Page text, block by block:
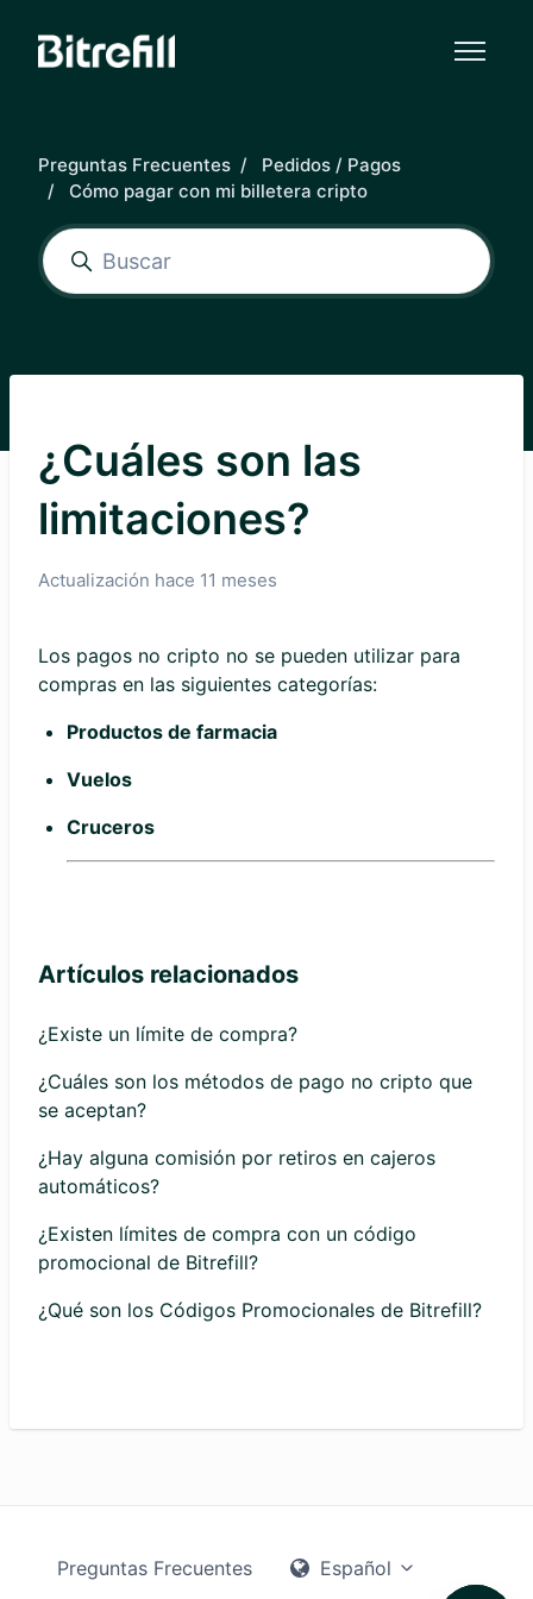
Preguntas Frecuentes
Pedidos / Pagos
Cómo pagar con mi billetera cripto
¿Cuáles son las
limitaciones?
Actualización hace 11 meses
Los pagos no cripto no se pueden utilizar para
compras en las siguientes categorías:
Productos de farmacia
Vuelos
Cruceros
Artículos relacionados
¿Existe un límite de compra?
¿Cuáles son los métodos de pago no cripto que
se aceptan?
¿Hay alguna comisión por retiros en cajeros
automáticos?
¿Existen límites de compra con un código
promocional de Bitrefill?
¿Qué son los Códigos Promocionales de Bitrefill?
Preguntas Frecuentes Español